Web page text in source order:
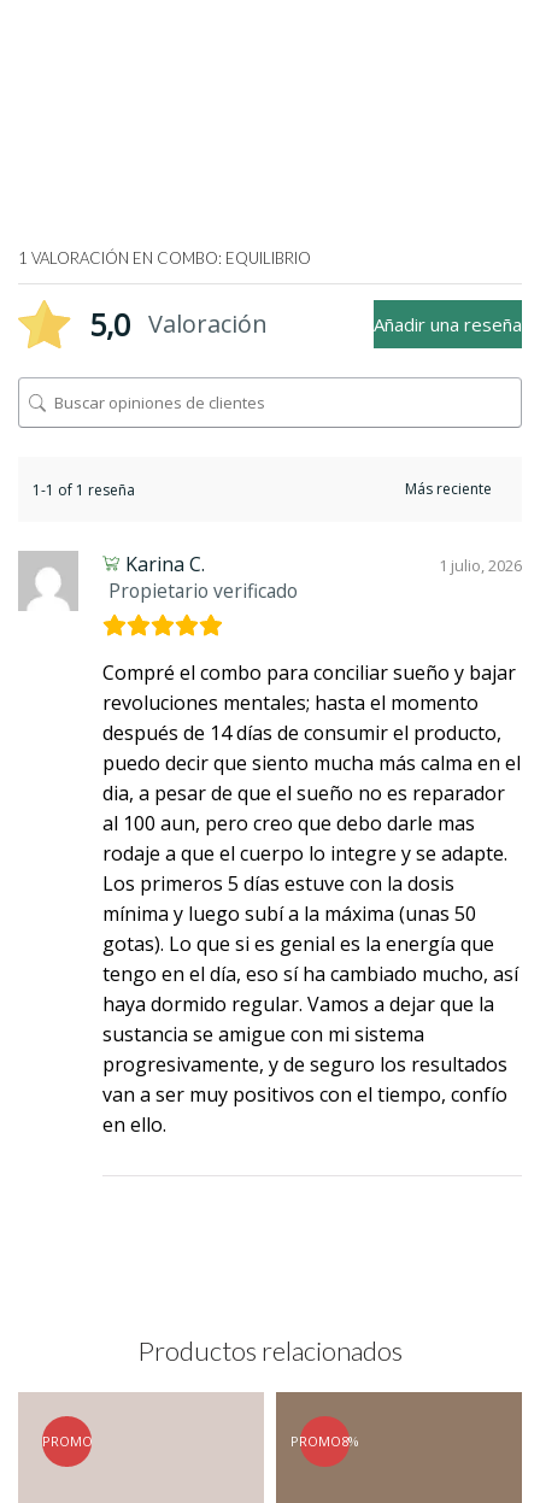
1 VALORACIÓN EN COMBO: EQUILIBRIO
5,0 Valoración Añadir una reseña
1-1 of 1 reseña
Karina C.
Propietario verificado
1 julio, 2026
Compré el combo para conciliar sueño y bajar
revoluciones mentales; hasta el momento
después de 14 días de consumir el producto,
puedo decir que siento mucha más calma en el
dia, a pesar de que el sueño no es reparador
al 100 aun, pero creo que debo darle mas
rodaje a que el cuerpo lo integre y se adapte.
Los primeros 5 días estuve con la dosis
mínima y luego subí a la máxima (unas 50
gotas). Lo que si es genial es la energía que
tengo en el día, eso sí ha cambiado mucho, así
haya dormido regular. Vamos a dejar que la
sustancia se amigue con mi sistema
progresivamente, y de seguro los resultados
van a ser muy positivos con el tiempo, confío
en ello.
Productos relacionados
PROMO PROMO8%